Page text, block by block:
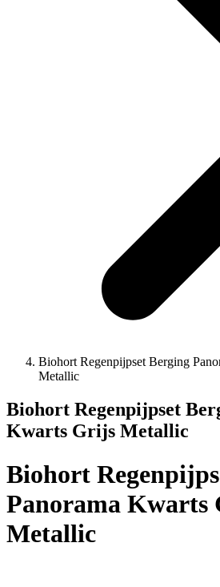
Biohort Regenpijpset Berging
Metallic
Biohort Regenpijpset
Kwarts Grijs Metallic
Biohort
Panorama Kwarts
Metallic